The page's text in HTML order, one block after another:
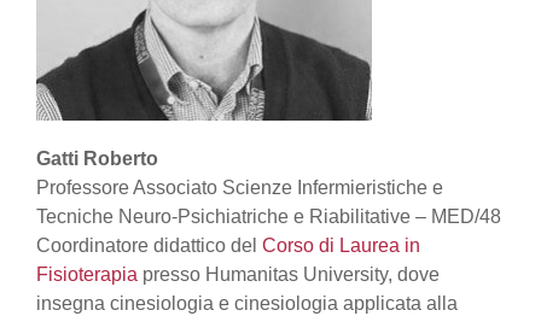
Gatti Roberto
Professore Associato Scienze Infermieristiche e
Tecniche Neuro-Psichiatriche e Riabilitative – MED/48
Coordinatore didattico del Corso di Laurea in
Fisioterapia presso Humanitas University, dove
insegna cinesiologia e cinesiologia applicata alla